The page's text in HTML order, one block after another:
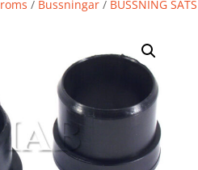
/ Bussningar / BUSSNING SATS